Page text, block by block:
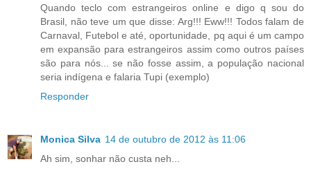
Quando teclo com estrangeiros online e digo q sou do
Brasil, não teve um que disse: Arg!!! Eww!!! Todos falam de
Carnaval, Futebol e até, oportunidade, pq aqui é um campo
em expansão para estrangeiros assim como outros países
são para nós... se não fosse assim, a população nacional
seria indígena e falaria Tupi (exemplo)
Responder
Monica Silva 14 de outubro de 2012 às 11:06
Ah sim, sonhar não custa neh...